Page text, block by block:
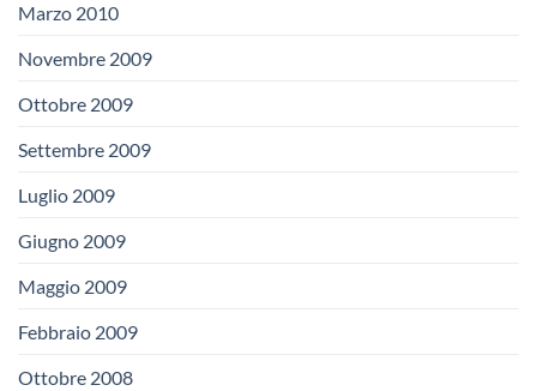
Marzo 2010
Novembre 2009
Ottobre 2009
Settembre 2009
Luglio 2009
Giugno 2009
Maggio 2009
Febbraio 2009
Ottobre 2008